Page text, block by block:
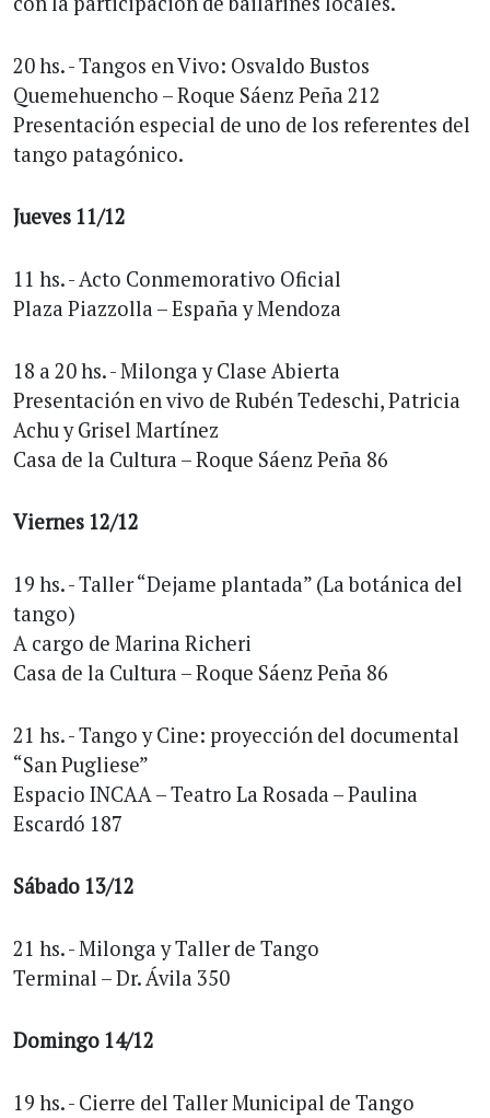
20 hs. - Tangos en Vivo: Osvaldo Bustos
Quemehuencho – Roque Sáenz Peña 212
Presentación especial de uno de los referentes del
tango patagónico.
Jueves 11/12
11 hs. - Acto Conmemorativo Oficial
Plaza Piazzolla – España y Mendoza
18 a 20 hs. - Milonga y Clase Abierta
Presentación en vivo de Rubén Tedeschi, Patricia
Achu y Grisel Martínez
Casa de la Cultura – Roque Sáenz Peña 86
Viernes 12/12
19 hs. - Taller “Dejame plantada” (La botánica del
tango)
A cargo de Marina Richeri
Casa de la Cultura – Roque Sáenz Peña 86
21 hs. - Tango y Cine: proyección del documental
“San Pugliese”
Espacio INCAA – Teatro La Rosada – Paulina
Escardó 187
Sábado 13/12
21 hs. - Milonga y Taller de Tango
Terminal – Dr. Ávila 350
Domingo 14/12
19 hs. - Cierre del Taller Municipal de Tango